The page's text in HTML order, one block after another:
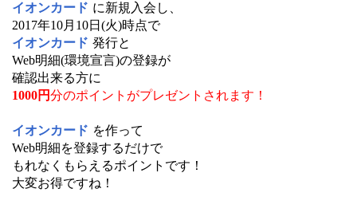
イオンカード に新規入会し、
2017年10月10日(火)時点で
イオンカード 発行と
Web明細(環境宣言)の登録が
確認出来る方に
1000円分のポイントがプレゼントされます！
イオンカード を作って
Web明細を登録するだけで
もれなくもらえるポイントです！
大変お得ですね！